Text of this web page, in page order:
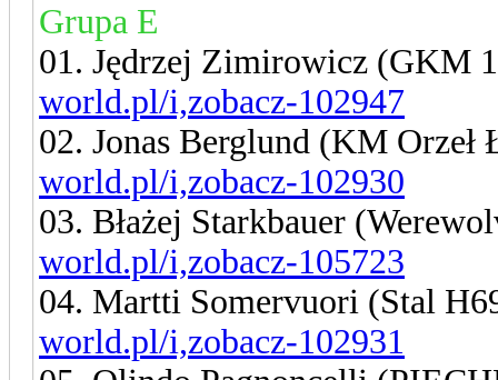
Grupa E
01. Jędrzej Zimirowicz (GKM
world.pl/i,zobacz-102947
02. Jonas Berglund (KM Orzeł
world.pl/i,zobacz-102930
03. Błażej Starkbauer
world.pl/i,zobacz-105723
04. Martti Somervuori (Stal
world.pl/i,zobacz-102931